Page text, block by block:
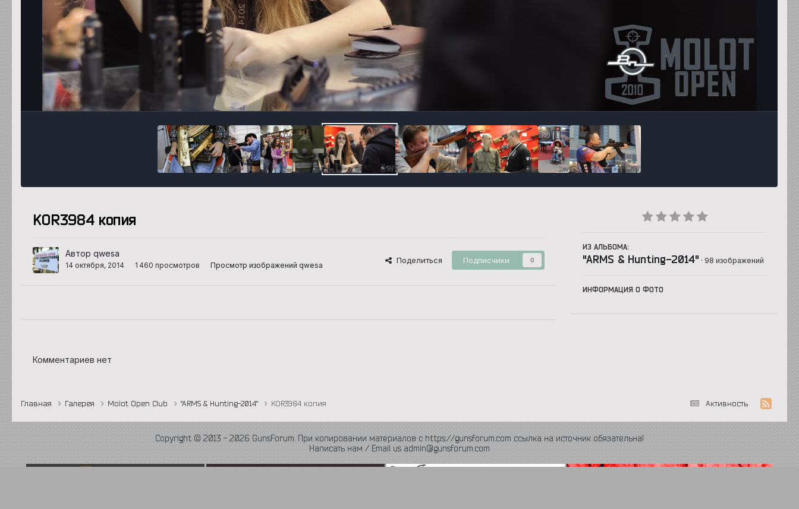
Инструменты
KOR3984 копия
Автор qwesa
14 октября, 2014 1 460 просмотров Просмотр изображений qwesa
Поделиться Подписчики 0
ИЗ АЛЬБОМА:
"ARMS & Hunting-2014" · 98 изображений
ИНФОРМАЦИЯ О ФОТО
Комментариев нет
Активность
Главная Галерея Molot Open Club "ARMS & Hunting-2014" KOR3984 копия
Copyright © 2013 - 2026 GunsForum. При копировании материалов с https://gunsforum.com ссылка на источник обязательна!
Написать нам / Email us admin@gunsforum.com